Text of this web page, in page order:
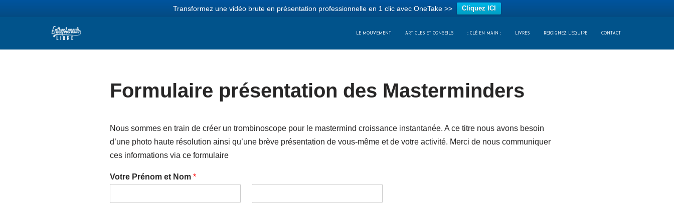
Transformez une vidéo brute en présentation professionnelle en 1 clic avec OneTake >> Cliquez ICI
LE MOUVEMENT ARTICLES ET CONSEILS :: CLÉ EN MAIN :: LIVRES REJOIGNEZ L’ÉQUIPE CONTACT
Formulaire présentation des Masterminders
Nous sommes en train de créer un trombinoscope pour le mastermind croissance instantanée. A ce titre nous avons besoin
d’une photo haute résolution ainsi qu’une brève présentation de vous-même et de votre activité. Merci de nous communiquer
ces informations via ce formulaire
Votre Prénom et Nom *